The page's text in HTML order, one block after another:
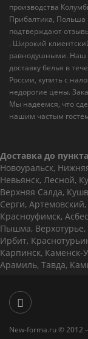
производства
Прибалтика, Польша
подтверждают
. Широкий
равнодушными. Наш
доставку белья в
России, купить с
недорогие цены.
Мы надеемся, что
нашим частым
Доставка до
Новоуральск,
Невьянск, Лесной,
Верхняя Салда,
Серги,
Красноуфимск,
Пышма, Верхотурье,
Ирбит,
Карпинск, Каменск-
Арамиль, Тавда,
New-forma.ru © 2012